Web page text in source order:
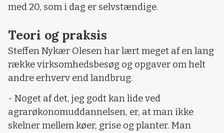
med 20, som i dag er selvstændige.
Teori og praksis
Steffen Nykær Olesen har lært meget af en lang
række virksomhedsbesøg og opgaver om helt
andre erhverv end landbrug.
- Noget af det, jeg godt kan lide ved
agrarøkonomuddannelsen, er, at man ikke
skelner mellem køer, grise og planter. Man